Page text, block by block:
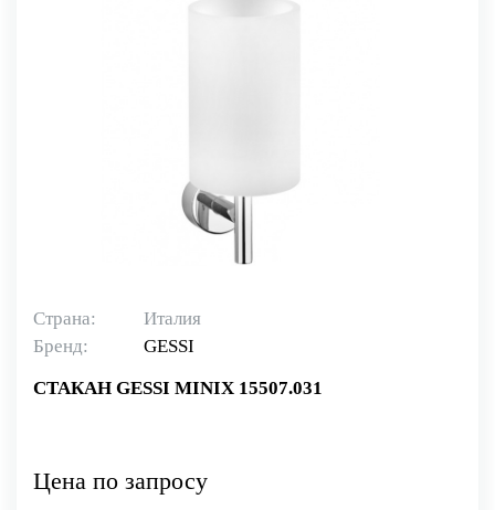
Страна:
Италия
Бренд:
GESSI
СТАКАН GESSI MINIX 15507.031
Цена по запросу